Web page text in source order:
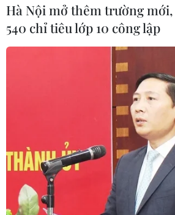
#aeon mall long biên #zion
#khu công nghiệp sài đồng
#xe cứu
Hà Nội mở thêm trường
540 chỉ tiêu lớp 10 công lập